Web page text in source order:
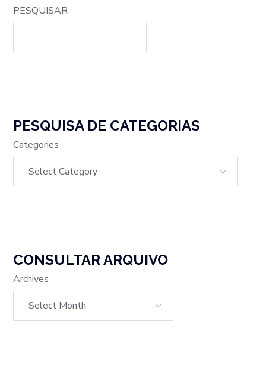
PESQUISAR
PESQUISA DE CATEGORIAS
Categories
CONSULTAR ARQUIVO
Archives